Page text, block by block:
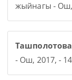
жыйнагы - Ош,
- Ош, 2017, -